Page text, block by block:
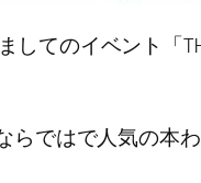
てのイベント「
ではで人気の本